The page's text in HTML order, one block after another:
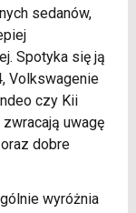
sedanów,
Spotyka się ją
Volkswagenie
czy Kii
uwagę
dobre
wyróżnia